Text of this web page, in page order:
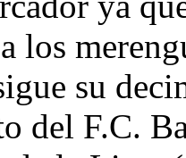
los
su
del F.C.